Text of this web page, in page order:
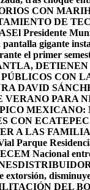
CON
DE
El Presidente
gigante
el primer
​DETIENEN
CON
DAVID
VERANO PARA
MEXICANO:
CON
A LAS
Parque
Nacional
extorsión,
DEL